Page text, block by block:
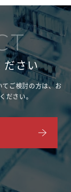
ださい
ご検討の方は、 お
ださい。